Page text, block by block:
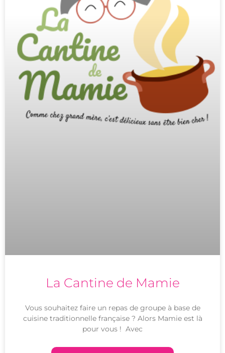
La Cantine de Mamie
Vous souhaitez faire un repas de groupe à base de
cuisine traditionnelle française ? Alors Mamie est là
pour vous ! Avec